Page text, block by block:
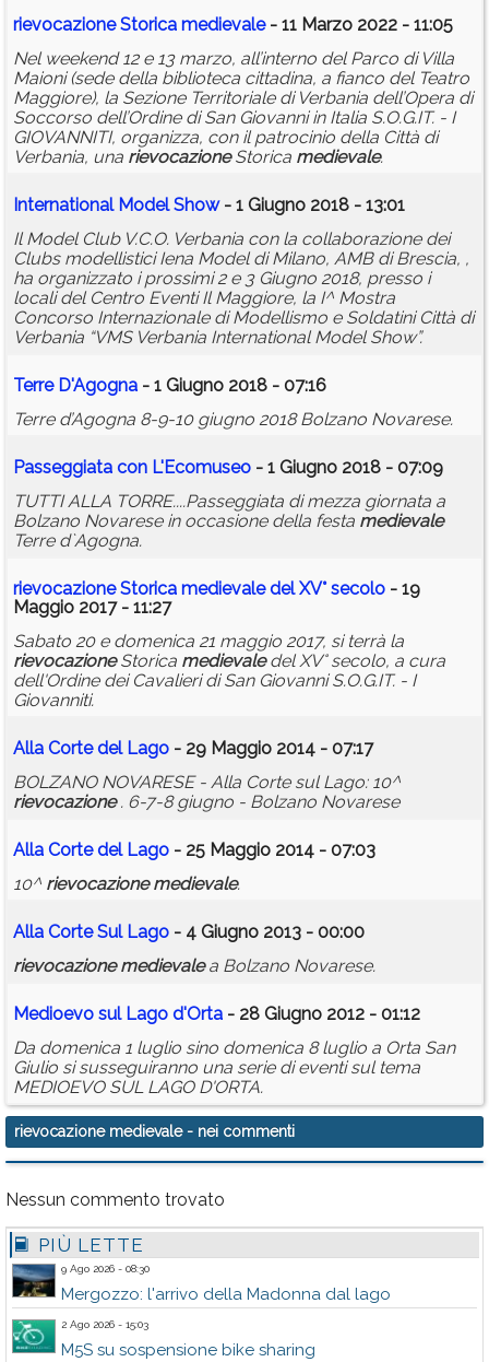
rievocazioneStorica medievale- 11 Marzo 2022 - 11:05
Nel weekend 12 e 13 marzo, all’interno del Parco di Villa
Maioni (sede della biblioteca cittadina, a fianco del Teatro
Maggiore), la Sezione Territoriale di Verbania dell’Opera di
Soccorso dell’Ordine di San Giovanni in Italia S.O.G.IT. - I
GIOVANNITI, organizza, con il patrocinio della Città di
Verbania, una rievocazioneStorica medievale.
International Model Show- 1 Giugno 2018 - 13:01
Il Model Club V.C.O. Verbania con la collaborazione dei
Clubs modellistici Iena Model di Milano, AMB di Brescia, ,
ha organizzato i prossimi 2 e 3 Giugno 2018, presso i
locali del Centro Eventi Il Maggiore, la I^ Mostra
Concorso Internazionale di Modellismo e Soldatini Città di
Verbania “VMS Verbania International Model Show”.
Terre D'Agogna - 1 Giugno 2018 - 07:16
Terre d’Agogna 8-9-10 giugno 2018 Bolzano Novarese.
Passeggiata con L'Ecomuseo - 1 Giugno 2018 - 07:09
TUTTI ALLA TORRE....Passeggiata di mezza giornata a
Bolzano Novarese in occasione della festa medievale
Terre d`Agogna.
rievocazioneStorica medievaledel XV° secolo - 19
Maggio 2017 - 11:27
Sabato 20 e domenica 21 maggio 2017, si terrà la
rievocazioneStorica medievaledel XV° secolo, a cura
dell'Ordine dei Cavalieri di San Giovanni S.O.G.IT. - I
Giovanniti.
Alla Corte del Lago - 29 Maggio 2014 - 07:17
BOLZANO NOVARESE - Alla Corte sul Lago: 10^
rievocazione. 6-7-8 giugno - Bolzano Novarese
Alla Corte del Lago - 25 Maggio 2014 - 07:03
10^ rievocazione medievale.
Alla Corte Sul Lago - 4 Giugno 2013 - 00:00
rievocazione medievalea Bolzano Novarese.
Medioevo sul Lago d'Orta - 28 Giugno 2012 - 01:12
Da domenica 1 luglio sino domenica 8 luglio a Orta San
Giulio si susseguiranno una serie di eventi sul tema
MEDIOEVO SUL LAGO D'ORTA.
rievocazione medievale- nei commenti
Nessun commento trovato
PIÙ LETTE
9 Ago 2026 - 08:30
Mergozzo: l'arrivo della Madonna dal lago
2 Ago 2026 - 15:03
M5S su sospensione bike sharing